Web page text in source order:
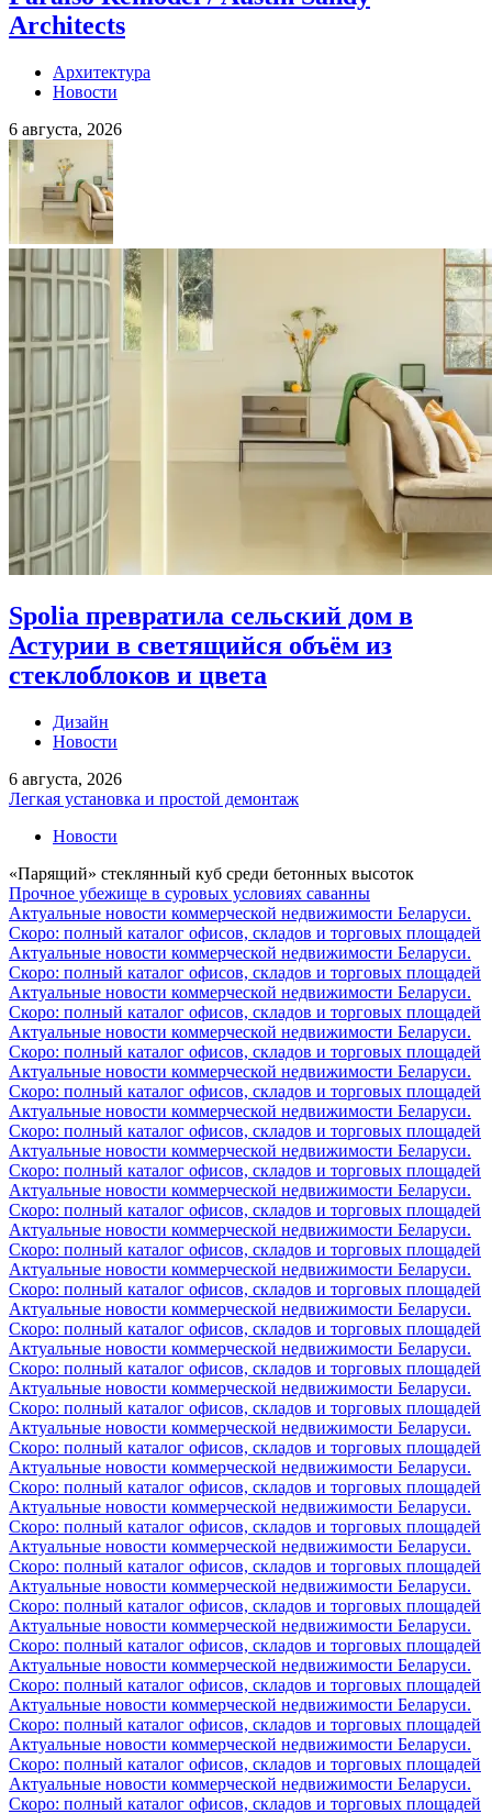
Architects
Архитектура
Новости
6 августа, 2026
Spolia превратила сельский дом в
Астурии в светящийся объём из
стеклоблоков и цвета
Дизайн
Новости
6 августа, 2026
Легкая установка и простой демонтаж
Новости
«Парящий» стеклянный куб среди бетонных высоток
Прочное убежище в суровых условиях саванны
Актуальные новости коммерческой недвижимости Беларуси.
Скоро: полный каталог офисов, складов и торговых площадей
Актуальные новости коммерческой недвижимости Беларуси.
Скоро: полный каталог офисов, складов и торговых площадей
Актуальные новости коммерческой недвижимости Беларуси.
Скоро: полный каталог офисов, складов и торговых площадей
Актуальные новости коммерческой недвижимости Беларуси.
Скоро: полный каталог офисов, складов и торговых площадей
Актуальные новости коммерческой недвижимости Беларуси.
Скоро: полный каталог офисов, складов и торговых площадей
Актуальные новости коммерческой недвижимости Беларуси.
Скоро: полный каталог офисов, складов и торговых площадей
Актуальные новости коммерческой недвижимости Беларуси.
Скоро: полный каталог офисов, складов и торговых площадей
Актуальные новости коммерческой недвижимости Беларуси.
Скоро: полный каталог офисов, складов и торговых площадей
Актуальные новости коммерческой недвижимости Беларуси.
Скоро: полный каталог офисов, складов и торговых площадей
Актуальные новости коммерческой недвижимости Беларуси.
Скоро: полный каталог офисов, складов и торговых площадей
Актуальные новости коммерческой недвижимости Беларуси.
Скоро: полный каталог офисов, складов и торговых площадей
Актуальные новости коммерческой недвижимости Беларуси.
Скоро: полный каталог офисов, складов и торговых площадей
Актуальные новости коммерческой недвижимости Беларуси.
Скоро: полный каталог офисов, складов и торговых площадей
Актуальные новости коммерческой недвижимости Беларуси.
Скоро: полный каталог офисов, складов и торговых площадей
Актуальные новости коммерческой недвижимости Беларуси.
Скоро: полный каталог офисов, складов и торговых площадей
Актуальные новости коммерческой недвижимости Беларуси.
Скоро: полный каталог офисов, складов и торговых площадей
Актуальные новости коммерческой недвижимости Беларуси.
Скоро: полный каталог офисов, складов и торговых площадей
Актуальные новости коммерческой недвижимости Беларуси.
Скоро: полный каталог офисов, складов и торговых площадей
Актуальные новости коммерческой недвижимости Беларуси.
Скоро: полный каталог офисов, складов и торговых площадей
Актуальные новости коммерческой недвижимости Беларуси.
Скоро: полный каталог офисов, складов и торговых площадей
Актуальные новости коммерческой недвижимости Беларуси.
Скоро: полный каталог офисов, складов и торговых площадей
Актуальные новости коммерческой недвижимости Беларуси.
Скоро: полный каталог офисов, складов и торговых площадей
Актуальные новости коммерческой недвижимости Беларуси.
Скоро: полный каталог офисов, складов и торговых площадей